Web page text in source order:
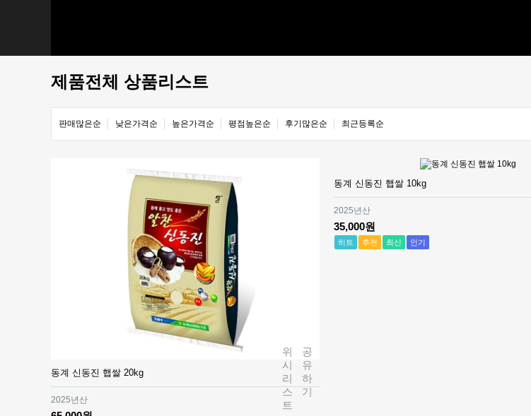
제품전체 상품리스트
판매많은순 낮은가격순 높은가격순 평점높은순 후기많은순 최근등록순
위
시
리
스
트
공
유
하
기
동계 신동진 햅쌀 20kg
2025년산
동계 신동진 햅쌀 10kg
2025년산
35,000원
히트 추천 최신 인기